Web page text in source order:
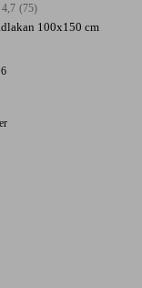
100x150 cm
75 st betyg
4,7 (75)